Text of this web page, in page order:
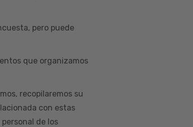
pero puede
que organizamos
recopilaremos su
con estas
de los